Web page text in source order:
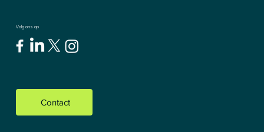
Volg ons op
Contact